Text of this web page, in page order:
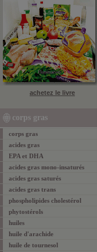
achetez le livre
corps gras
corps gras
acides gras
EPA et DHA
acides gras mono-insaturés
acides gras saturés
acides gras trans
phospholipides cholestérol
phytostérols
huiles
huile d'arachide
huile de tournesol